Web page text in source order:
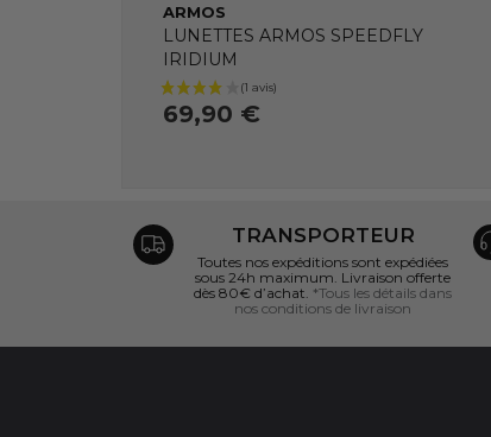
ARMOS
LUNETTES ARMOS SPEEDFLY
IRIDIUM
69,90 €
TRANSPORTEUR
Toutes nos expéditions sont expédiées
sous 24h maximum. Livraison offerte
dès 80€ d’achat. *Tous les détails dans
nos conditions de livraison